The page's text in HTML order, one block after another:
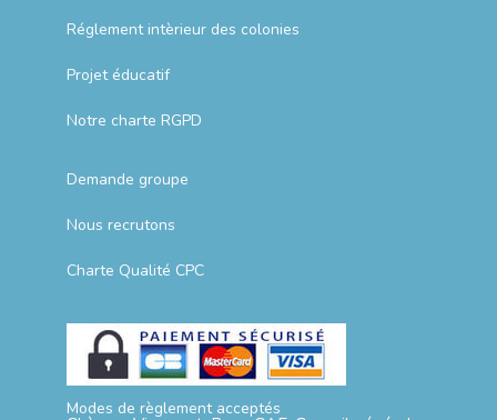
Réglement intèrieur des colonies
Projet éducatif
Notre charte RGPD
Demande groupe
Nous recrutons
Charte Qualité CPC
Modes de règlement acceptés